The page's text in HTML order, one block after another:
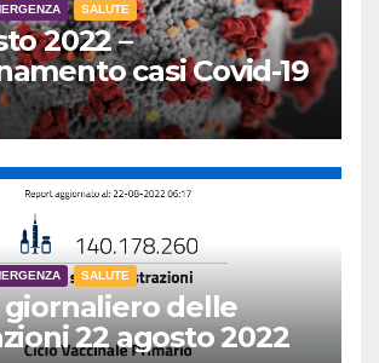
SALUTE
2022 –
casi Covid-19
SALUTE
delle
22 agosto 2022